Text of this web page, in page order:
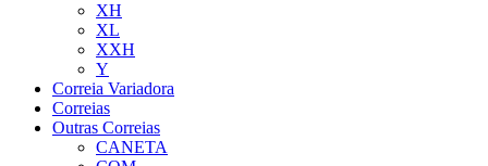
XH
XL
XXH
Y
Correia Variadora
Correias
Outras Correias
CANETA